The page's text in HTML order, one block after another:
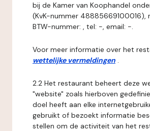
bij de Kamer van Koophandel
(KvK-nummer 48885669100016),
BTW-nummer: , tel: -, email: -.
Voor meer informatie over het
wettelijke vermeldingen .
2.2 Het restaurant beheert deze
"website" zoals hierboven
doel heeft aan elke
gebruikt of bezoekt informatie
stellen om de activiteit van het